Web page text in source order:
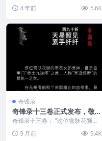
分内容： “呯”...
4 年前 5.6K
奇锋录
奇锋录十三卷正式发布，敬请
下载epub或txt
奇锋录十三卷： “这位雪肤花颜的
九逆修”之首、人称...
9 月前 9.4K